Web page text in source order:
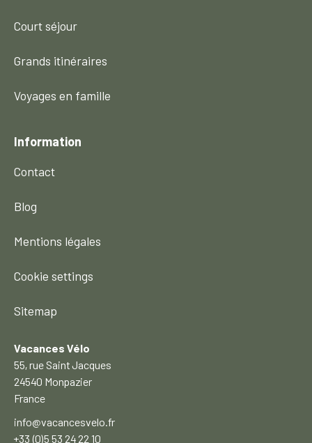
Court séjour
Grands itinéraires
Voyages en famille
Information
Contact
Blog
Mentions légales
Cookie settings
Sitemap
Vacances Vélo
55, rue Saint Jacques
24540 Monpazier
France
info@vacancesvelo.fr
+33 (0)5 53 24 22 10